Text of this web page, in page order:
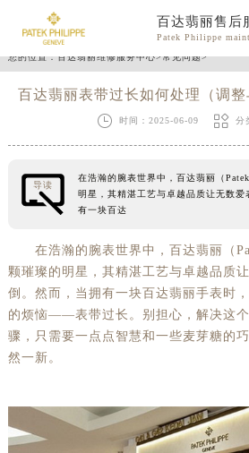
百达翡丽售后
Patek Philippe
您的位置：百达翡丽维修服务中心>常见问题>
百达翡丽表带过长如何处理（调整
 时间：2025-06-09  分
导读
在浩瀚的腕表世界中，百达翡丽（
明星，其精湛工艺与卓越品质让无数爱
有一块百达
在浩瀚的腕表世界中，百达翡丽（
颗璀璨的明星，其精湛工艺与卓越品质
倒。然而，当拥有一块百达翡丽手表时
的烦恼——表带过长。别担心，解决这
骤，只需要一点点智慧和一些麦芽糖的
然一新。